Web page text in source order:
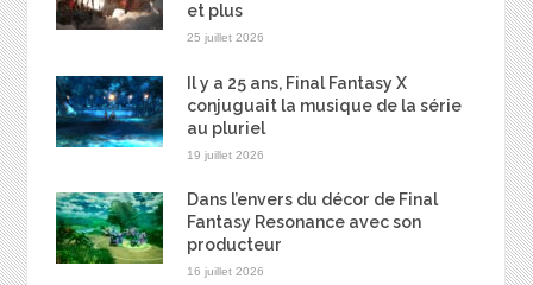
et plus
25 juillet 2026
Il y a 25 ans, Final Fantasy X
conjuguait la musique de la série
au pluriel
19 juillet 2026
Dans l’envers du décor de Final
Fantasy Resonance avec son
producteur
16 juillet 2026